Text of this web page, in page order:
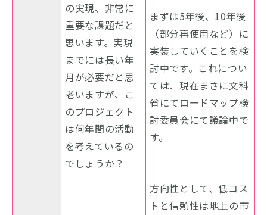
の実現、非常に
重要な課題だと
思います。実現
までには長い年
月が必要だと思
老いますが、こ
のプロジェクト
は何年間の活動
を考えているの
でしょうか？
まずは5年後、10年後
（部分再使用など）に
実装していくことを検
討中です。これについ
ては、現在まさに文科
省にてロードマップ検
討委員会にて議論中で
す。
方向性として、低コス
トと信頼性は地上の市